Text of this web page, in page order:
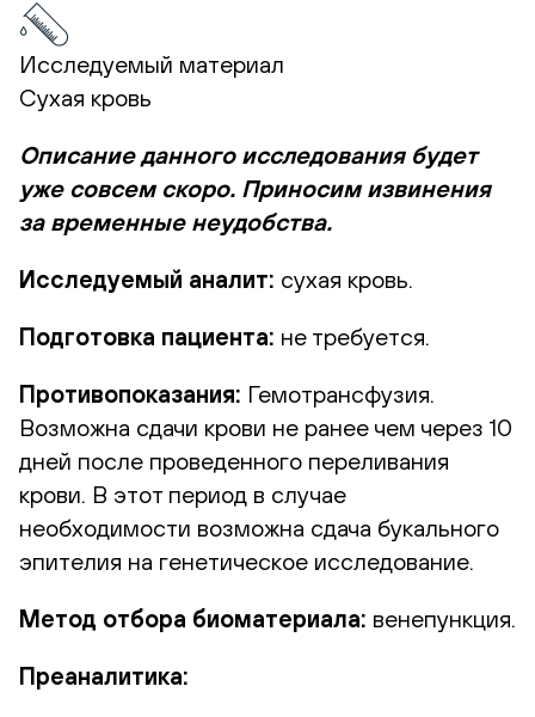
Исследуемый материал
Сухая кровь
Описание данного исследования будет
уже совсем скоро. Приносим извинения
за временные неудобства.
Исследуемый аналит: сухая кровь.
Подготовка пациента: не требуется.
Противопоказания: Гемотрансфузия.
Возможна сдачи крови не ранее чем через 10
дней после проведенного переливания
крови. В этот период в случае
необходимости возможна сдача букального
эпителия на генетическое исследование.
Метод отбора биоматериала: венепункция.
Преаналитика: